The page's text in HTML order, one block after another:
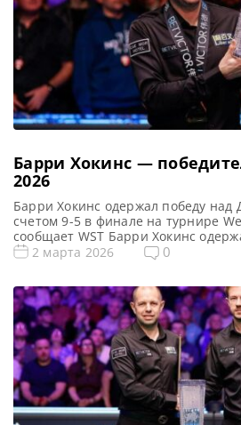
Барри Хокинс —
2026
Барри Хокинс одержал победу над
счетом 9-5 в финале на турнире
сообщает WST Барри Хокинс
в рейтинговых турнирах, одолев
профессионалом в 1996 году, это
венцом упорного […]
2 марта 2026 0